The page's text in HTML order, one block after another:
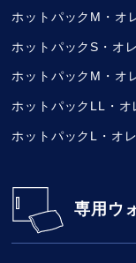
ホットパックM・オ
ホットパックS・オ
ホットパックM・オ
ホットパックLL・オ
ホットパックL・オ
専用ウ